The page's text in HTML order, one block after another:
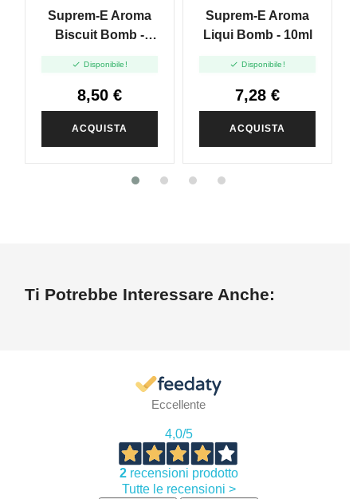
Suprem-E Aroma
Biscuit Bomb -
 Disponibile!
8,50 €
ACQUISTA
Suprem-E Aroma
Liqui Bomb - 10ml
 Disponibile!
7,28 €
ACQUISTA
Ti Potrebbe Interessare Anche:
Eccellente
4,0/5
2recensioni prodotto
Tutte le recensioni >